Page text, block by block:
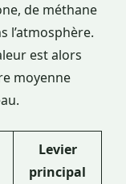
de méthane
l’atmosphère.
est alors
moyenne
Levier
principal